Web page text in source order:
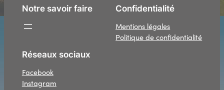
Notre savoir faire
Confidentialité
Mentions légales
Politique de confidentialité
Réseaux sociaux
Facebook
Instagram